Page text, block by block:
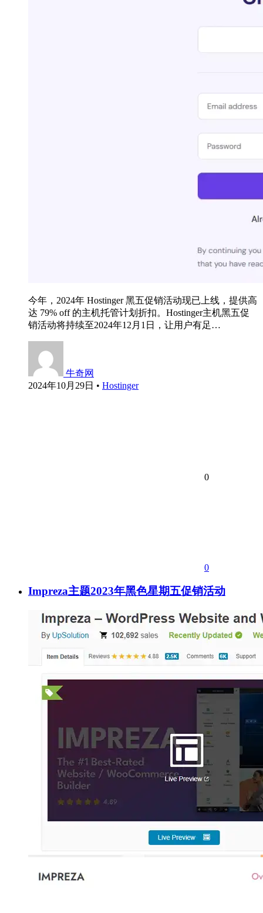
今年，2024年 Hostinger 黑五促销活动现已上线，提供高
达 79% off 的主机托管计划折扣。Hostinger主机黑五促
销活动将持续至2024年12月1日，让用户有足…
牛奇网
2024年10月29日 • Hostinger
0
0
Impreza主题2023年黑色星期五促销活动